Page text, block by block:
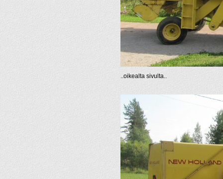
..oikealta sivulta..